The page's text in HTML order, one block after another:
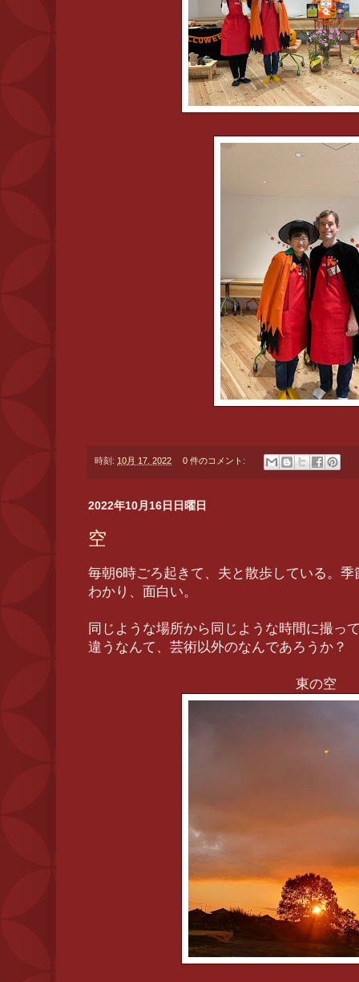
時刻: 10月 17, 2022 0 件のコメント:
2022年10月16日日曜日
空
毎朝6時ごろ起きて、夫と散歩している。
わかり、面白い。
同じような場所から同じような時間に撮っ
違うなんて、芸術以外のなんであろうか？
東の空